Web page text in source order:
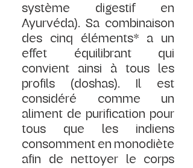
système digestif en
Ayurvéda). Sa combinaison
des cinq éléments* a un
effet équilibrant qui
convient ainsi à tous les
profils (doshas). Il est
considéré comme un
aliment de purification pour
tous que les indiens
consomment en monodiète
afin de nettoyer le corps